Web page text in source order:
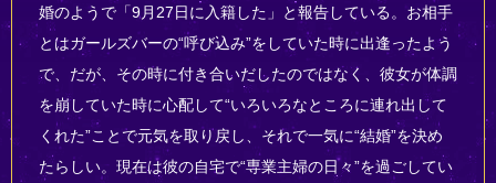
婚のようで「9月27日に入籍した」と報告している。お相手
とはガールズバーの“呼び込み”をしていた時に出逢ったよう
で、だが、その時に付き合いだしたのではなく、彼女が体調
を崩していた時に心配して“いろいろなところに連れ出して
くれた”ことで元気を取り戻し、それで一気に“結婚”を決め
たらしい。現在は彼の自宅で“専業主婦の日々”を過ごしてい